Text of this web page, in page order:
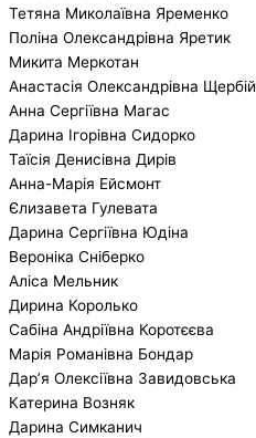
Тетяна Миколаївна Яременко
Поліна Олександрівна Яретик
Микита Меркотан
Анастасія Олександрівна Щербій
Анна Сергіївна Магас
Дарина Ігорівна Сидорко
Таїсія Денисівна Дирів
Анна-Марія Ейсмонт
Єлизавета Гулевата
Дарина Сергіївна Юдіна
Вероніка Сніберко
Аліса Мельник
Дирина Королько
Сабіна Андріївна Коротєєва
Марія Романівна Бондар
Дар’я Олексіївна Завидовська
Катерина Возняк
Дарина Симканич